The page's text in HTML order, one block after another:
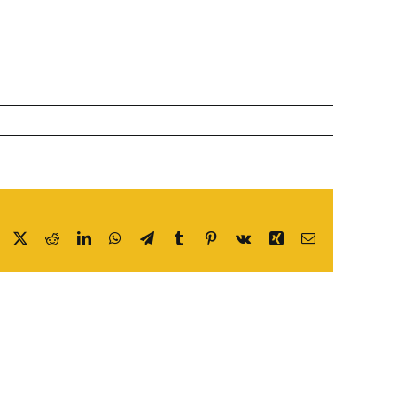
Facebook
X RedditLinkedInWhatsApp
TelegramTumblr Pinterest
Vk Xing E-